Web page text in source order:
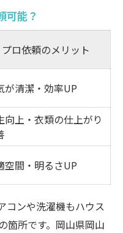
可能？
プロ依頼のメリット
が清潔・効率UP
向上・衣類の仕上がり
空間・明るさUP
コンや洗濯機もハウス
箇所です。岡山県岡山